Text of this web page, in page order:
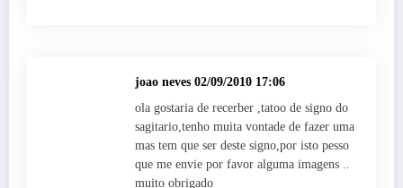
joao neves 02/09/2010 17:06
ola gostaria de recerber ,tatoo de signo do
sagitario,tenho muita vontade de fazer uma
mas tem que ser deste signo,por isto pesso
que me envie por favor alguma imagens ..
muito obrigado